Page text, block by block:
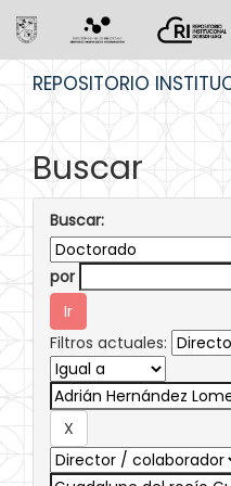
REPOSITORIO
Buscar
Buscar:
por
Filtros actuales: